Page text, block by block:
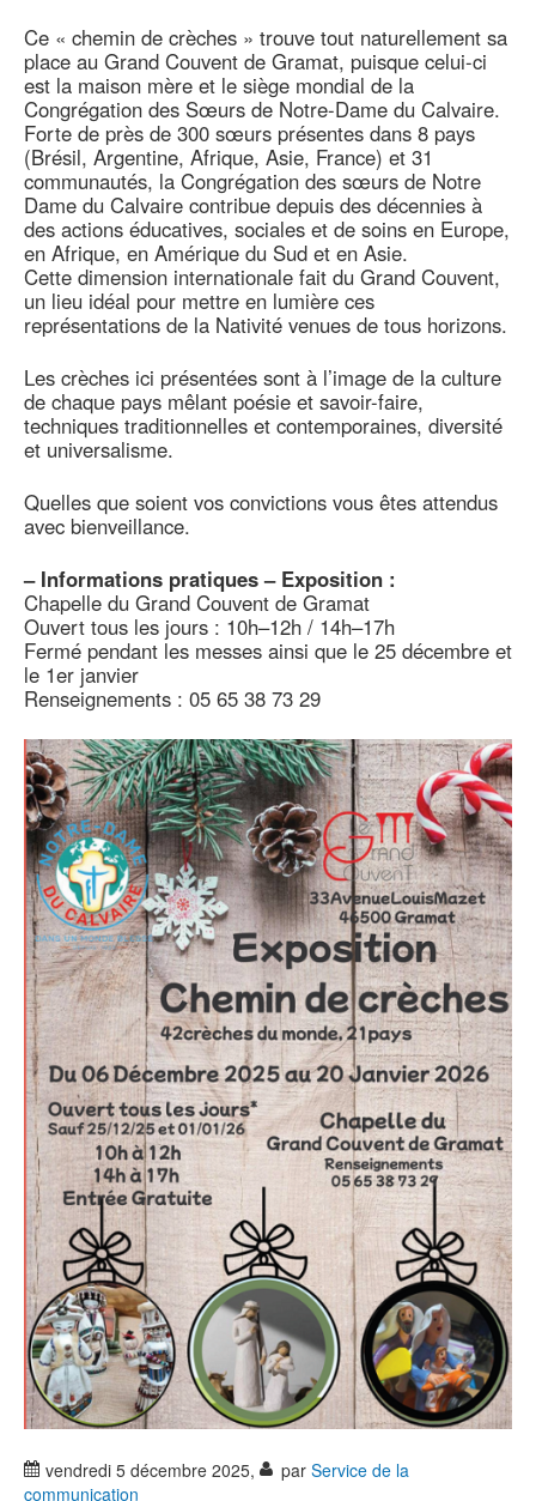
Ce « chemin de crèches » trouve tout naturellement sa
place au Grand Couvent de Gramat, puisque celui-ci
est la maison mère et le siège mondial de la
Congrégation des Sœurs de Notre-Dame du Calvaire.
Forte de près de 300 sœurs présentes dans 8 pays
(Brésil, Argentine, Afrique, Asie, France) et 31
communautés, la Congrégation des sœurs de Notre
Dame du Calvaire contribue depuis des décennies à
des actions éducatives, sociales et de soins en Europe,
en Afrique, en Amérique du Sud et en Asie.
Cette dimension internationale fait du Grand Couvent,
un lieu idéal pour mettre en lumière ces
représentations de la Nativité venues de tous horizons.
Les crèches ici présentées sont à l’image de la culture
de chaque pays mêlant poésie et savoir-faire,
techniques traditionnelles et contemporaines, diversité
et universalisme.
Quelles que soient vos convictions vous êtes attendus
avec bienveillance.
– Informations pratiques – Exposition :
Chapelle du Grand Couvent de Gramat
Ouvert tous les jours : 10h–12h / 14h–17h
Fermé pendant les messes ainsi que le 25 décembre et
le 1er janvier
Renseignements : 05 65 38 73 29
vendredi 5 décembre 2025, par Service de la
communication